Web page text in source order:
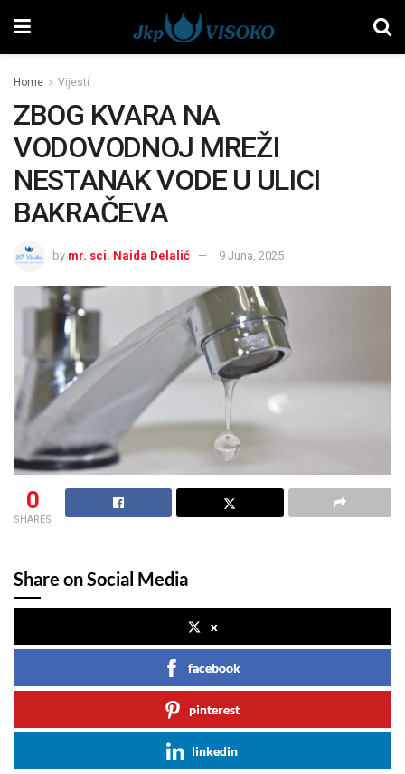
Home Vijesti
ZBOG KVARA NA
VODOVODNOJ MREŽI
NESTANAK VODE U ULICI
BAKRAČEVA
by mr. sci. Naida Delalić 9 Juna, 2025
0
SHARES
Share on Social Media
x
facebook
pinterest
linkedin